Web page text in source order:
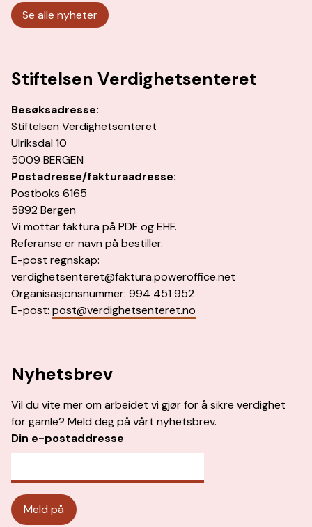
Se alle nyheter
Stiftelsen Verdighetsenteret
Besøksadresse:
Stiftelsen Verdighetsenteret
Ulriksdal 10
5009 BERGEN
Postadresse/fakturaadresse:
Postboks 6165
5892 Bergen
Vi mottar faktura på PDF og EHF.
Referanse er navn på bestiller.
E-post regnskap:
verdighetsenteret@faktura.poweroffice.net
Organisasjonsnummer: 994 451 952
E-post: post@verdighetsenteret.no
Nyhetsbrev
Vil du vite mer om arbeidet vi gjør for å sikre verdighet
for gamle? Meld deg på vårt nyhetsbrev.
Din e-postaddresse